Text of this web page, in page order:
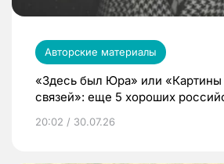
Авторские материалы
«Здесь был Юра» или
связей»: еще 5 хороших
20:02 / 30.07.26